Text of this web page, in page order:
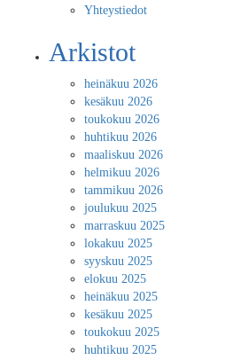
Yhteystiedot
Arkistot
heinäkuu 2026
kesäkuu 2026
toukokuu 2026
huhtikuu 2026
maaliskuu 2026
helmikuu 2026
tammikuu 2026
joulukuu 2025
marraskuu 2025
lokakuu 2025
syyskuu 2025
elokuu 2025
heinäkuu 2025
kesäkuu 2025
toukokuu 2025
huhtikuu 2025